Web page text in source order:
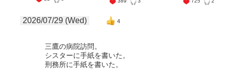
2026/07/29 (Wed) 4
三鷹の病院訪問。
シスターに手紙を書いた。
刑務所に手紙を書いた。